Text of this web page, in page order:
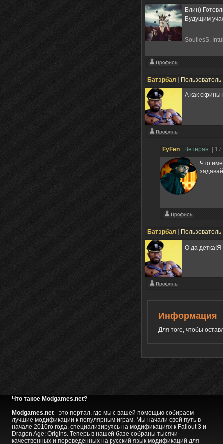
Блин)
Будущим
SoullesS.
Батэрбал Пользователь
А как
FyFen Ветеран
|
Что
Батэрбал Пользователь
О да детка!Я
Информация
Для того, чтобы
Что такое Modgames.net?
Modgames.net- это портал, где мы с вашей помощью собираем
лучшие модификации к популярным играм. Мы начали свой путь в
начале 2010го года, специализируясь на модификациях к Fallout 3 и
Dragon Age: Origins. Теперь в нашей базе собраны тысячи
качественных и переведенных на русский язык модификаций для